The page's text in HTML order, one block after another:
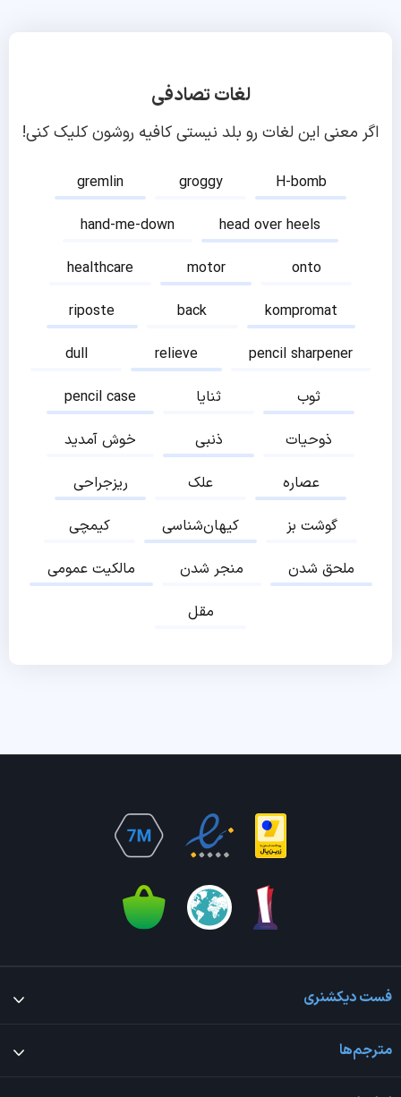
لغات تصادفی
اگر معنی این لغات رو بلد نیستی کافیه روشون کلیک کنی!
gremlin groggy
H-bomb
hand-me-down
head over heels
healthcare
motor
onto
riposte
back
kompromat
dull
relieve
pencil sharpener
pencil case
ثنایا
ثوب
خوش آمدید
ذنبی
ذوحیات
ریزجراحی
علک
عصاره
کیمچی
کیهان‌شناسی
گوشت بز
مالکیت عمومی
منجر شدن
ملحق شدن
مقل
فست دیکشنری
مترجم‌ها